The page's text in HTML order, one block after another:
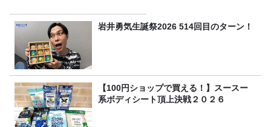
岩井勇気生誕祭2026 514回目のターン！
【100円ショップで買える！】スースー
系ボディシート頂上決戦２０２６